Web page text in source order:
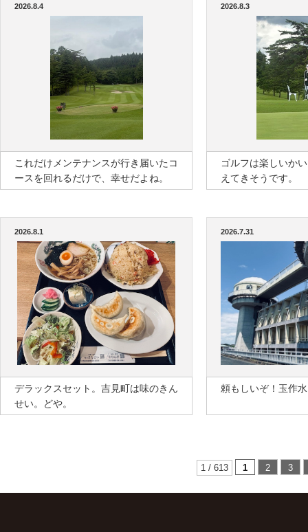
2026.8.4
これだけメンテナンスが行き届いたコ
ースを回れるだけで、幸せだよね。
2026.8.3
ゴルフは楽しいか
えてきそうです。
2026.8.1
デラックスセット。吉見町は味のきん
せい。どや。
2026.7.31
頼もしいぞ！玉作
1 / 613 1 2 3